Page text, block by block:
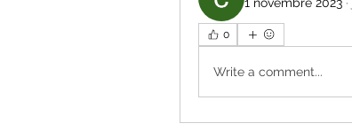
0
Write a comment...